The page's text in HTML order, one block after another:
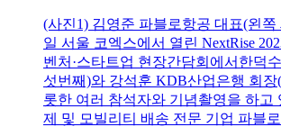
(사진1) 김영준 파블로항공 대표(왼쪽
일 서울 코엑스에서 열린 NextRise
벤처·스타트업 현장간담회에서한덕
섯번째)와 강석훈 KDB산업은행 회장
롯한 여러 참석자와 기념촬영을 하고
제 및 모빌리티 배송 전문 기업 파블